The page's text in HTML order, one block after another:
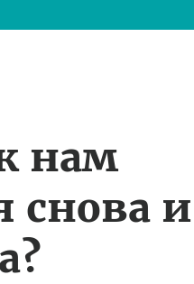
нам
снова и